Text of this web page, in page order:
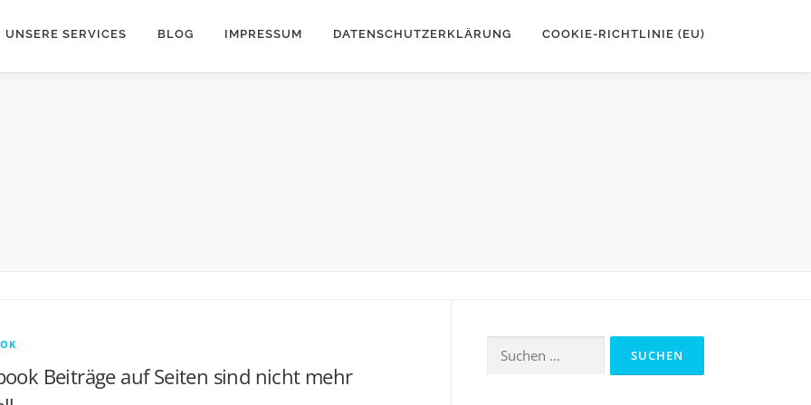
UNSERE SERVICES BLOG IMPRESSUM DATENSCHUTZERKLÄRUNG COOKIE-RICHTLINIE (EU)
Beiträge auf Seiten sind nicht mehr
Suchen